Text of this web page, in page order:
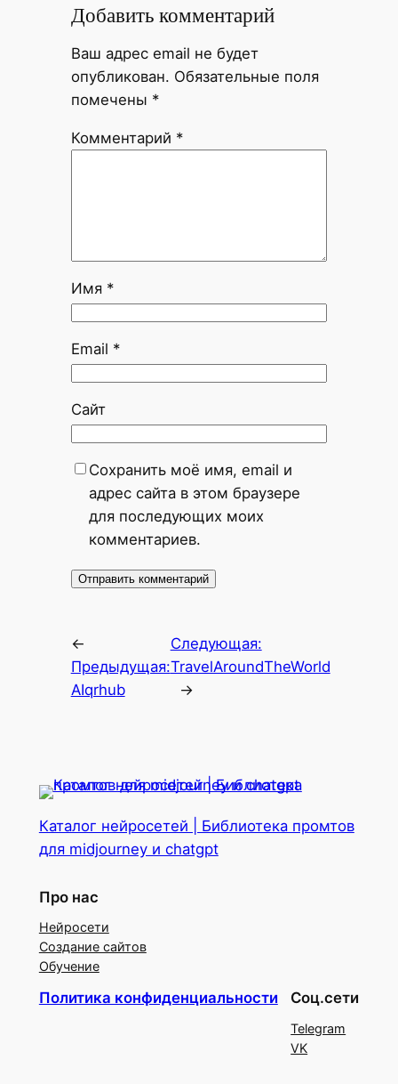
Добавить комментарий
Ваш адрес email не будет
опубликован. Обязательные поля
помечены *
Комментарий *
Имя *
Email *
Сайт
Сохранить моё имя, email и
адрес сайта в этом браузере
для последующих моих
комментариев.
←
Предыдущая:
AIqrhub
Следующая:
TravelAroundTheWorld
→
Каталог нейросетей | Библиотека промтов
для midjourney и chatgpt
Про нас
Нейросети
Создание сайтов
Обучение
Политика конфиденциальности Соц.сети
Telegram
VK